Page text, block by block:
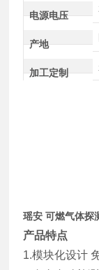
电源电压
产地
加工定制
瑶安 可燃气体探
产品特点
1.模块化设计